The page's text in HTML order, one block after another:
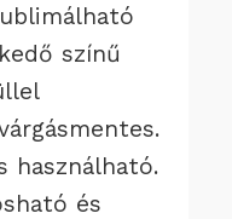
színű
használható.
és